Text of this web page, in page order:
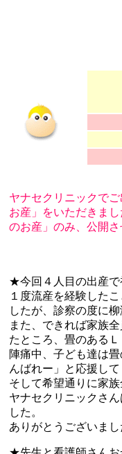
ヤナセクリニックで
お産」をいただきま
のお産」のみ、公開さ
★今回４人目の出産で
１度流産を経験した
したが、診察の度に
また、できれば家族
たところ、畳のある
陣痛中、子ども達は
んばれー」と応援し
そして希望通りに家
ヤナセクリニックさ
した。
ありがとうございまし